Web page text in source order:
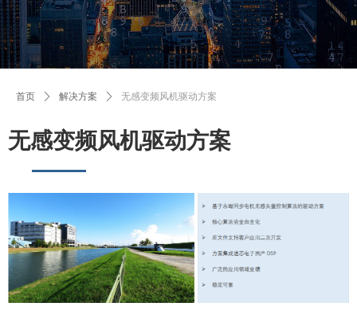
无感变频风机驱动方案
首页 ꄲ 解决方案 ꄲ 无感变频风机驱动方案